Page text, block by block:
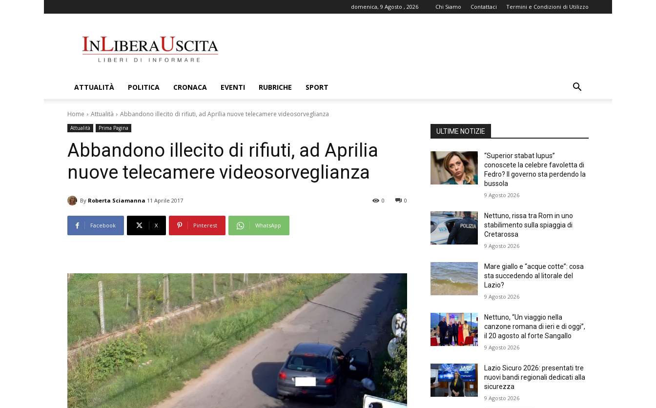
domenica, 9 Agosto , 2026 Chi Siamo Contattaci Termini e Condizioni di Utilizzo
ATTUALITÀ POLITICA CRONACA EVENTI RUBRICHE SPORT
Home Attualità Abbandono illecito di rifiuti, ad Aprilia nuove telecamere videosorveglianza
Attualità Prima Pagina
Abbandono illecito di rifiuti, ad Aprilia
nuove telecamere videosorveglianza
By Roberta Sciamanna 11 Aprile 2017 0
0
Facebook X Pinterest WhatsApp
ULTIME NOTIZIE
“Superior stabat lupus”
conoscete la celebre favoletta di
Fedro? Il governo sta perdendo la
bussola
9 Agosto 2026
Nettuno, rissa tra Rom in uno
stabilimento sulla spiaggia di
Cretarossa
9 Agosto 2026
Mare giallo e “acque cotte”: cosa
sta succedendo al litorale del
Lazio?
9 Agosto 2026
Nettuno, “Un viaggio nella
canzone romana di ieri e di oggi”,
il 20 agosto al forte Sangallo
9 Agosto 2026
Lazio Sicuro 2026: presentati tre
nuovi bandi regionali dedicati alla
sicurezza
9 Agosto 2026